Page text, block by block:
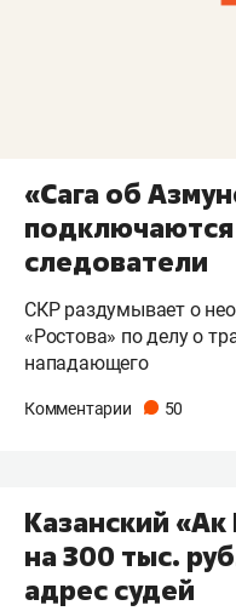
«Сага об
следователи
СКР раздумывает о
«Ростова» по делу о
нападающего
Комментарии 50
Казанский
на 300 тыс.
адрес судей